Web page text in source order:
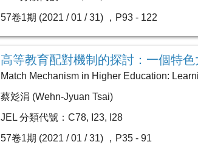
57卷1期 (2021 / 01 / 31) ，P93 - 122
高等教育配對機制的探討：一個特
Match Mechanism in Higher Education:
蔡彣涓 (Wehn-Jyuan Tsai)
JEL 分類代號：C78, I23, I28
57卷1期 (2021 / 01 / 31) ，P35 - 91